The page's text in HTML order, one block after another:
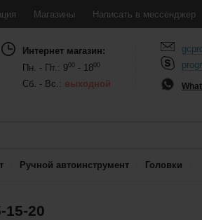
Магазины Написать в мессенджер
Интернет магазин:
Пн. - Пт.: 900 - 1800
Сб. - Вс.: выходной
Ручной автоинструмент Головки
15-20